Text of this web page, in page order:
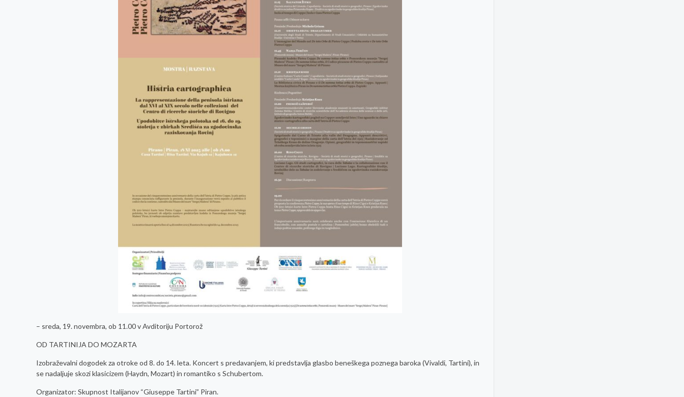
– sreda, 19. novembra, ob 11.00 v Avditoriju Portorož
OD TARTINIJA DO MOZARTA
Izobraževalni dogodek za otroke od 8. do 14. leta. Koncert s predavanjem, ki predstavlja glasbo beneškega poznega baroka (Vivaldi, Tartini), in
se nadaljuje skozi klasicizem (Haydn, Mozart) in romantiko s Schubertom.
Organizator: Skupnost Italijanov “Giuseppe Tartini” Piran.